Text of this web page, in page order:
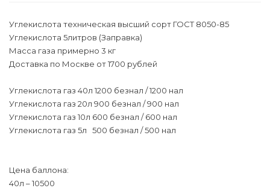
Углекислота техническая высший сорт ГОСТ 8050-85
Углекислота 5литров (Заправка)
Масса газа примерно 3 кг
Доставка по Москве от 1700 рублей
Углекислота газ 40л 1200 безнал / 1200 нал
Углекислота газ 20л 900 безнал / 900 нал
Углекислота газ 10л 600 безнал / 600 нал
Углекислота газ 5л 500 безнал / 500 нал
Цена баллона:
40л – 10500